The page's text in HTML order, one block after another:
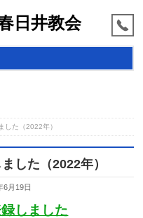
日井教会
した（2022年）
した（2022年）
6月19日
しました